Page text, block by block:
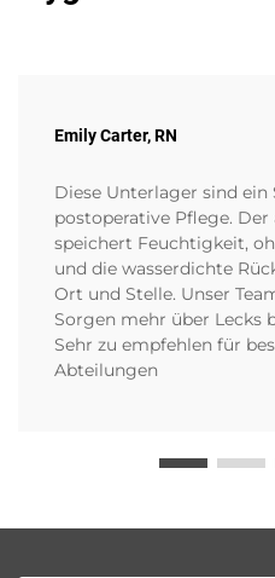
Emily Carter, RN
Diese Unterlager sind
postoperative Pflege.
speichert Feuchtigkeit,
und die wasserdichte
Ort und Stelle. Unser
Sorgen mehr über Lecks
Sehr zu empfehlen für
Abteilungen